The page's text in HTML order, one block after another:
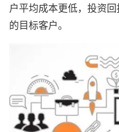
户平均成本更低，投资
的目标客户。